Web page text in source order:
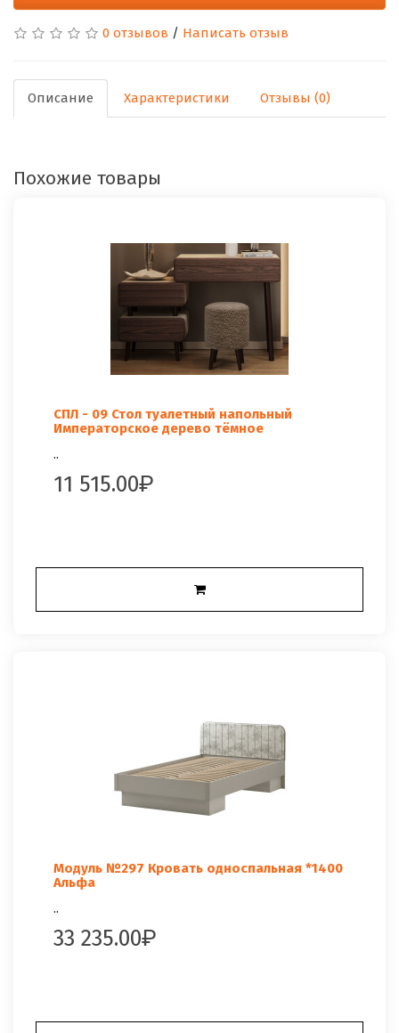
0 отзывов / Написать отзыв
Описание Характеристики Отзывы (0)
Похожие товары
СПЛ - 09 Стол туалетный напольный
Императорское дерево тёмное
..
11 515.00
Модуль №297 Кровать односпальная *1400
Альфа
..
33 235.00